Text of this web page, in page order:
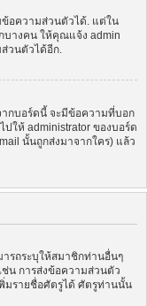
ข้อความส่วนตัวได้. แต่ใน
บางคน ให้คุณแจ้ง admin
วนตัวได้อีก.
ากบอร์ดนี้ จะมีข้อความที่บอก
ให้ administrator ของบอร์ด
นั้นถูกส่งมาจากใคร) แล้ว
รถระบุให้สมาชิกท่านอื่นๆ
น การส่งข้อความส่วนตัว
มรายชื่อศัตรูได้ ศัตรูท่านนั้น